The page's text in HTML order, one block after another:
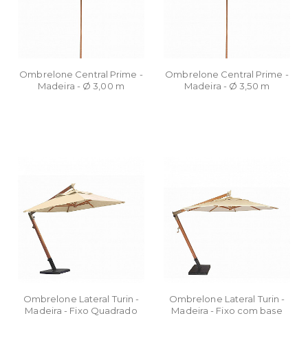
Ombrelone Central Prime -
Madeira - Ø 3,00 m
Ombrelone Central Prime -
Madeira - Ø 3,50 m
Ombrelone Lateral Turin -
Madeira - Fixo Quadrado
Ombrelone Lateral Turin -
Madeira - Fixo com base